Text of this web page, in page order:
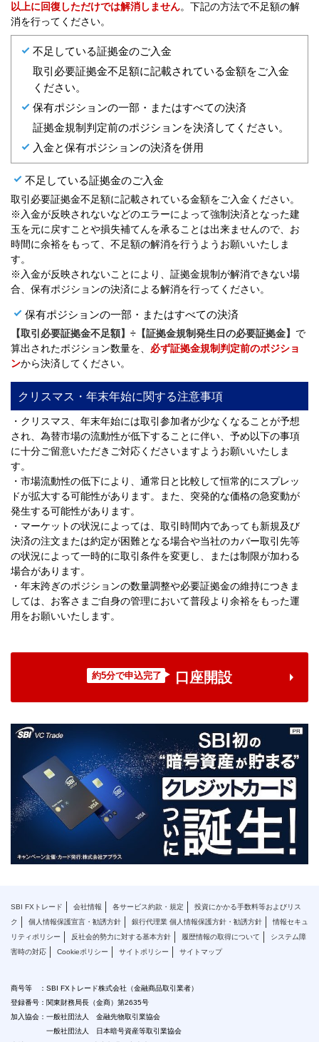
以上に回復しただけでは解消しません。下記の方法で不足額の解
消を行ってください。
不足している証拠金のご入金
取引必要証拠金不足額に記載されている金額をご入金
ください。
保有ポジションの一部・またはすべての決済
証拠金規制判定前のポジションを決済してください。
入金と保有ポジションの決済を併用
不足している証拠金のご入金
取引必要証拠金不足額に記載されている金額をご入金ください。
※入金が反映されないなどのエラーによって強制決済となった建
玉を元に戻すことや損失補てんを承ることは出来ませんので、お
時間に余裕をもって、不足額の解消を行うようお願いいたしま
す。
※入金が反映されないことにより、証拠金規制が解消できない場
合、保有ポジションの決済による解消を行ってください。
保有ポジションの一部・またはすべての決済
【取引必要証拠金不足額】÷【証拠金規制発生日の必要証拠金】 で
算出されたポジション数量を、 必ず証拠金規制判定前のポジショ
ンから決済してください。
クリスマス・年末年始に関する注意事項
・クリスマス、年末年始には取引参加者が少なくなることが予想
され、為替市場の流動性が低下することに伴い、予め以下の事項
に十分ご留意いただきご対応くださいますようお願いいたしま
す。
・市場流動性の低下により、通常日と比較して恒常的にスプレッ
ドが拡大する可能性があります。また、突発的な価格の急変動が
発生する可能性があります。
・マーケットの状況によっては、取引時間内であっても新規及び
決済の注文または約定が困難となる場合や当社のカバー取引先等
の状況によって一時的に取引条件を変更し、または制限が加わる
場合があります。
・年末跨ぎのポジションの数量調整や必要証拠金の維持につきま
しては、お客さまご自身の管理において普段より余裕をもった運
用をお願いいたします。
約5分で申込完了 口座開設
SBI FXトレード 会社情報 各サービス約款・規定
投資にかかる手数料等およびリス
ク
個人情報保護宣言・勧誘方針 銀行代理業 個人情報保護方針・勧誘方針
情報セキュ
リティポリシー
反社会的勢力に対する基本方針 履歴情報の取得について
システム障
害時の対応
Cookieポリシー サイトポリシー サイトマップ
商号等 ：SBI FXトレード株式会社（金融商品取引業者）
登録番号：関東財務局長（金商）第2635号
加入協会：一般社団法人 金融先物取引業協会
一般社団法人 日本暗号資産等取引業協会